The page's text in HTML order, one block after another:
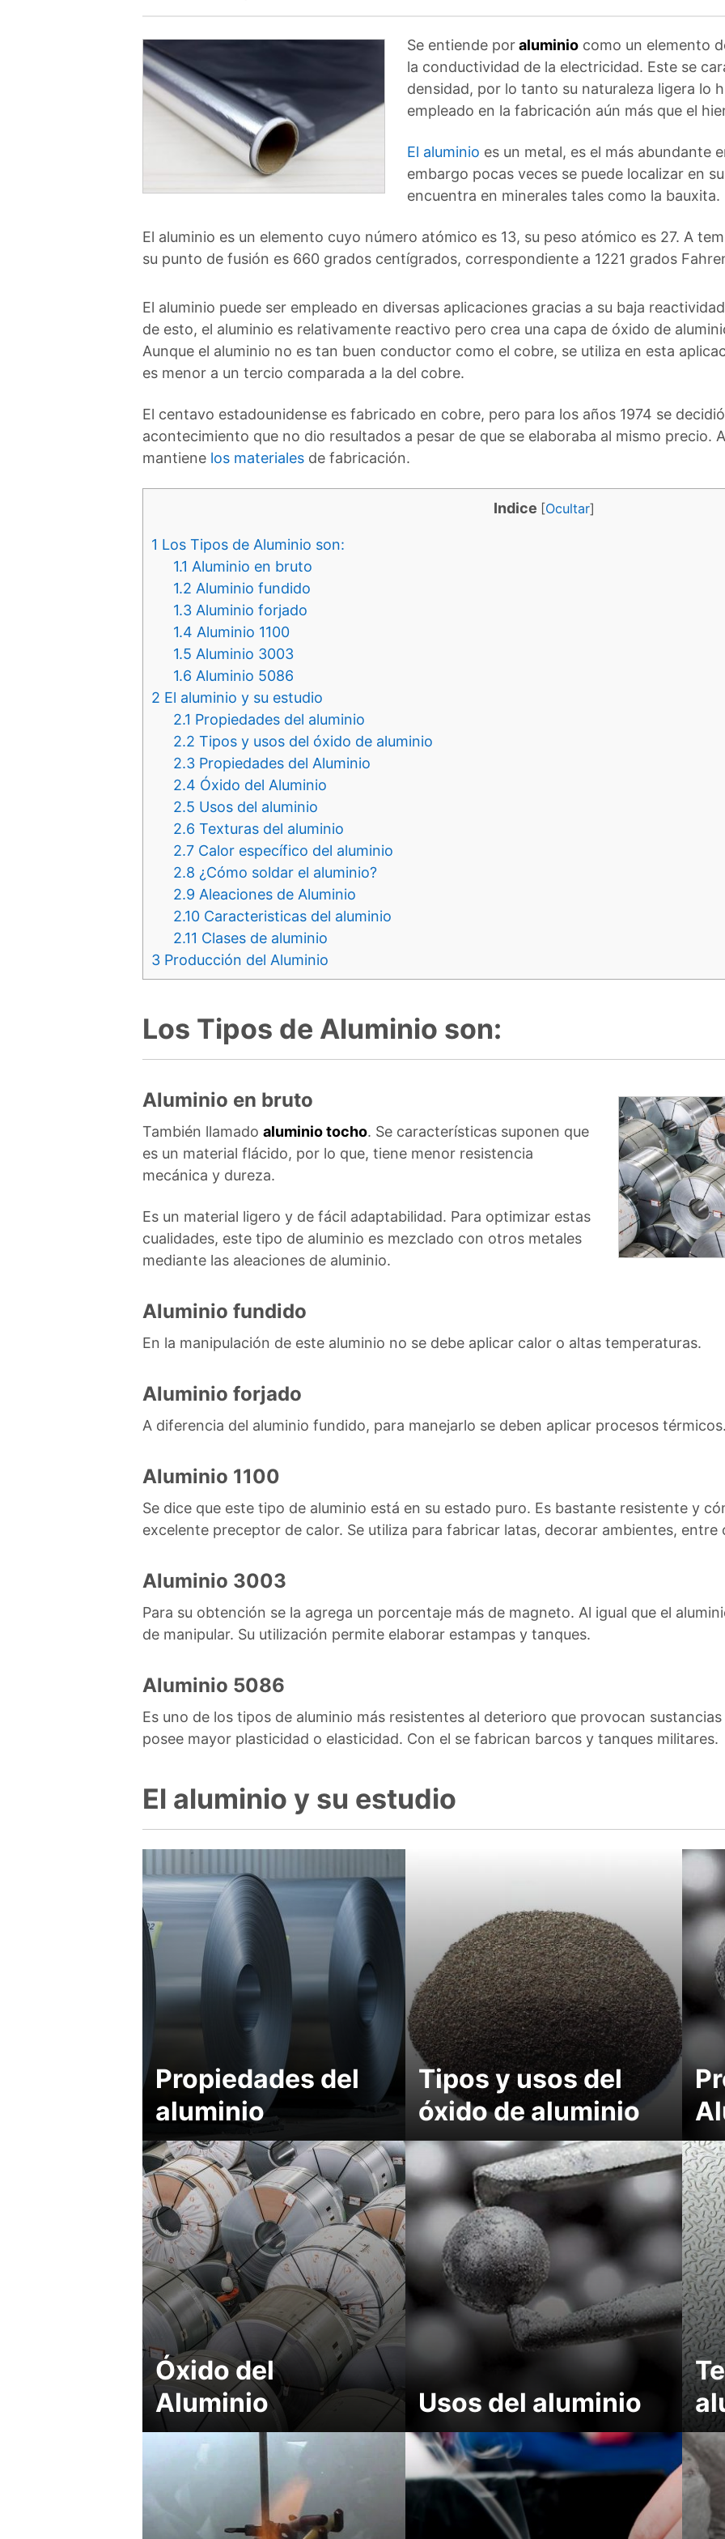
Se entiende poraluminio como un elemento
la conductividad de la electricidad. Este se
densidad, por lo tanto su naturaleza ligera lo
empleado en la fabricación aún más que el
El aluminio es un metal, es el más abundante
embargo pocas veces se puede localizar en
encuentra en minerales tales como la bauxita.
El aluminio es un elemento cuyo número atómico es 13, su peso atómico es 27. A
su punto de fusión es 660 grados centígrados, correspondiente a 1221 grados
El aluminio puede ser empleado en diversas aplicaciones gracias a su baja
de esto, el aluminio es relativamente reactivo pero crea una capa de óxido de
Aunque el aluminio no es tan buen conductor como el cobre, se utiliza en esta
es menor a un tercio comparada a la del cobre.
El centavo estadounidense es fabricado en cobre, pero para los años 1974 se
acontecimiento que no dio resultados a pesar de que se elaboraba al mismo precio.
mantiene los materiales de fabricación.
Indice [Ocultar]
1 Los Tipos de Aluminio son:
1.1 Aluminio en bruto
1.2 Aluminio fundido
1.3 Aluminio forjado
1.4 Aluminio 1100
1.5 Aluminio 3003
1.6 Aluminio 5086
2 El aluminio y su estudio
2.1 Propiedades del aluminio
2.2 Tipos y usos del óxido de aluminio
2.3 Propiedades del Aluminio
2.4 Óxido del Aluminio
2.5 Usos del aluminio
2.6 Texturas del aluminio
2.7 Calor específico del aluminio
2.8 ¿Cómo soldar el aluminio?
2.9 Aleaciones de Aluminio
2.10 Caracteristicas del aluminio
2.11 Clases de aluminio
3 Producción del Aluminio
Los Tipos de Aluminio son:
Aluminio en bruto
También llamado aluminio tocho. Se características suponen que
es un material flácido, por lo que, tiene menor resistencia
mecánica y dureza.
Es un material ligero y de fácil adaptabilidad. Para optimizar estas
cualidades, este tipo de aluminio es mezclado con otros metales
mediante las aleaciones de aluminio.
Aluminio fundido
En la manipulación de este aluminio no se debe aplicar calor o altas temperaturas.
Aluminio forjado
A diferencia del aluminio fundido, para manejarlo se deben aplicar procesos
Aluminio 1100
Se dice que este tipo de aluminio está en su estado puro. Es bastante resistente y
excelente preceptor de calor. Se utiliza para fabricar latas, decorar ambientes, entre
Aluminio 3003
Para su obtención se la agrega un porcentaje más de magneto. Al igual que el
de manipular. Su utilización permite elaborar estampas y tanques.
Aluminio 5086
Es uno de los tipos de aluminio más resistentes al deterioro que provocan
posee mayor plasticidad o elasticidad. Con el se fabrican barcos y tanques militares.
El aluminio y su estudio
Propiedades del
aluminio
Tipos y usos del
óxido de aluminio
Óxido del
Aluminio
Usos del aluminio